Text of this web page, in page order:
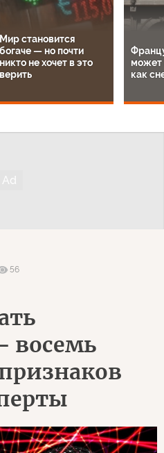
Мир становится
богаче — но почти
никто не хочет в это
верить
может
как
56
восемь